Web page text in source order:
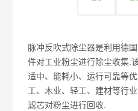
脉冲反吹式除尘器是利用德
件对工业粉尘进行除尘收集.
适中、能耗小、运行可靠等
工、木业、轻工、建材等行
滤芯对粉尘进行回收.